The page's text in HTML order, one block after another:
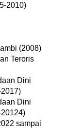
2010)
(2008)
Teroris
Dini
Dini
sampai